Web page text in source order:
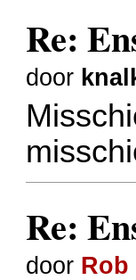
Re:
door
Re:
door Rob